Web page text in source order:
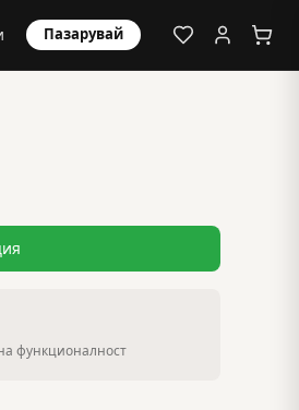
Пазарувай
функционалност